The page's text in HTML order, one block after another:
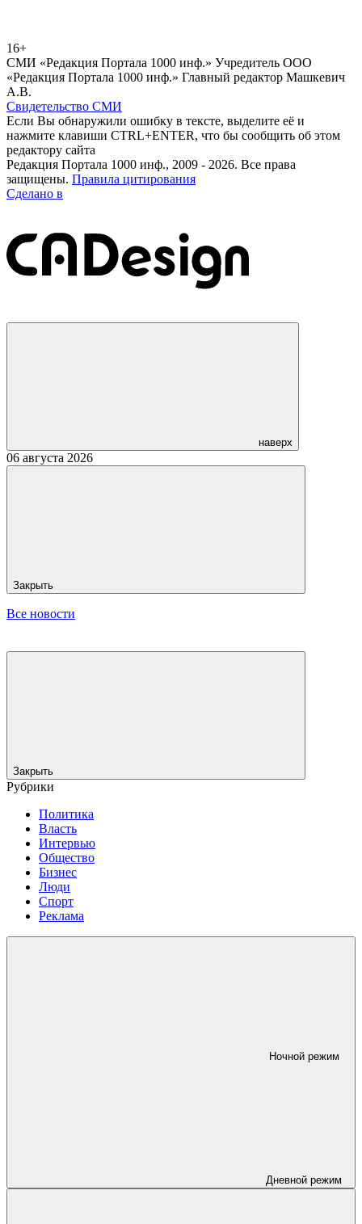
16+
СМИ «Редакция Портала 1000 инф.» Учредитель ООО
«Редакция Портала 1000 инф.» Главный редактор Машкевич
А.В.
Свидетельство СМИ
Если Вы обнаружили ошибку в тексте, выделите её и
нажмите клавиши CTRL+ENTER, что бы сообщить об этом
редактору сайта
Редакция Портала 1000 инф., 2009 - 2026. Все права
защищены. Правила цитирования
Сделано в
наверх
06 августа 2026
Закрыть
Все новости
Закрыть
Рубрики
Политика
Власть
Интервью
Общество
Бизнес
Люди
Спорт
Реклама
Ночной режим
Дневной режим